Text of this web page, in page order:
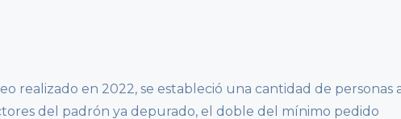
realizado en 2022, se estableció una cantidad de personas
del padrón ya depurado, el doble del mínimo pedido